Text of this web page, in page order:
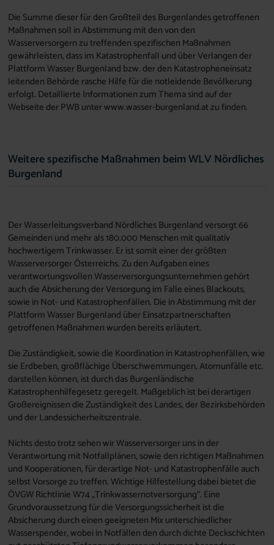
Die Summe dieser für den Großteil des Burgenlandes getroffenen
Maßnahmen soll in Abstimmung mit den von den
Wasserversorgern zu treffenden spezifischen Maßnahmen
gewährleisten, dass im Katastrophenfall und über Verlangen der
Plattform Wasser Burgenland bzw. der den Katastropheneinsatz
leitenden Behörde rasche Hilfe für die notleidende Bevölkerung
erfolgt. Detaillierte Informationen zum Thema sind auf der
Webseite der PWB unter www.wasser-burgenland.at zu finden.
Weitere spezifische Maßnahmen beim WLV Nördliches
Burgenland
Der Wasserleitungsverband Nördliches Burgenland versorgt 66
Gemeinden und mehr als 180.000 Menschen mit qualitativ
hochwertigem Trinkwasser. Er ist somit einer der größten
Wasserversorger Österreichs. Zu den Aufgaben eines
verantwortungsvollen Wasserversorgungsunternehmen gehört
auch die Absicherung der Versorgung im Falle eines Blackouts,
sowie in Not- und Katastrophenfällen. Die in Abstimmung mit der
Plattform Wasser Burgenland über Einsatzpartnerschaften
getroffenen Maßnahmen wurden bereits erläutert.
Die Zuständigkeit, sowie die Koordination in Katastrophenfällen, wie
sie Erdbeben, großflächige Überschwemmungen, Atomunfälle etc.
darstellen können, ist durch das Burgenländische
Katastrophenhilfegesetz geregelt. Maßgeblich ist bei derartigen
Großereignissen die Zuständigkeit des Landes, der Bezirksbehörden
und der Landessicherheitszentrale.
Nichts desto trotz sehen wir Wasserversorger uns in der
Verantwortung mit Notfallplänen, sowie den richtigen Maßnahmen
und Kooperationen, für derartige Not- und Katastrophenfälle auch
selbst Vorsorge zu treffen. Wichtige Hilfestellung dabei bietet die
ÖVGW Richtlinie W74 „Trinkwassernotversorgung“. Eine
Grundvoraussetzung für die Versorgungssicherheit ist die
Absicherung durch einen geeigneten Mix unterschiedlicher
Wasserspender, wobei in Notfällen den durch dichte Deckschichten